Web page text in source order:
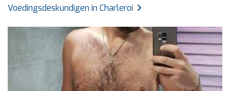
Voedingsdeskundigen in Charleroi